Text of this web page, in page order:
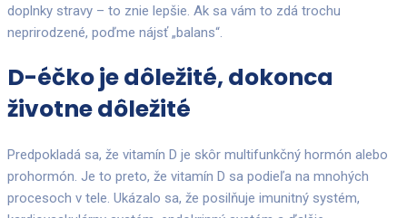
doplnky stravy – to znie lepšie. Ak sa vám to zdá trochu
neprirodzené, poďme nájsť „balans“.
D-éčko je dôležité, dokonca
životne dôležité
Predpokladá sa, že vitamín D je skôr multifunkčný hormón alebo
prohormón. Je to preto, že vitamín D sa podieľa na mnohých
procesoch v tele. Ukázalo sa, že posilňuje imunitný systém,